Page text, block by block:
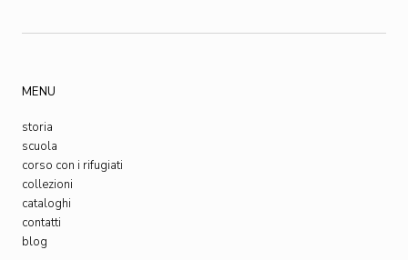
MENU
storia
scuola
corso con i rifugiati
collezioni
cataloghi
contatti
blog